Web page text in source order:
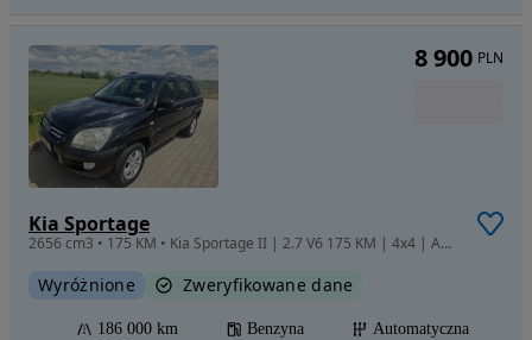
Kia Sportage
2656 cm3 • 175 KM • Kia Sportage II | 2.7 V6 175 KM | 4x4 | Automat | Kamera | 186 tys. km
Wyróżnione Zweryfikowane dane
186 000 km Benzyna
Automatyczna
8 900 PLN